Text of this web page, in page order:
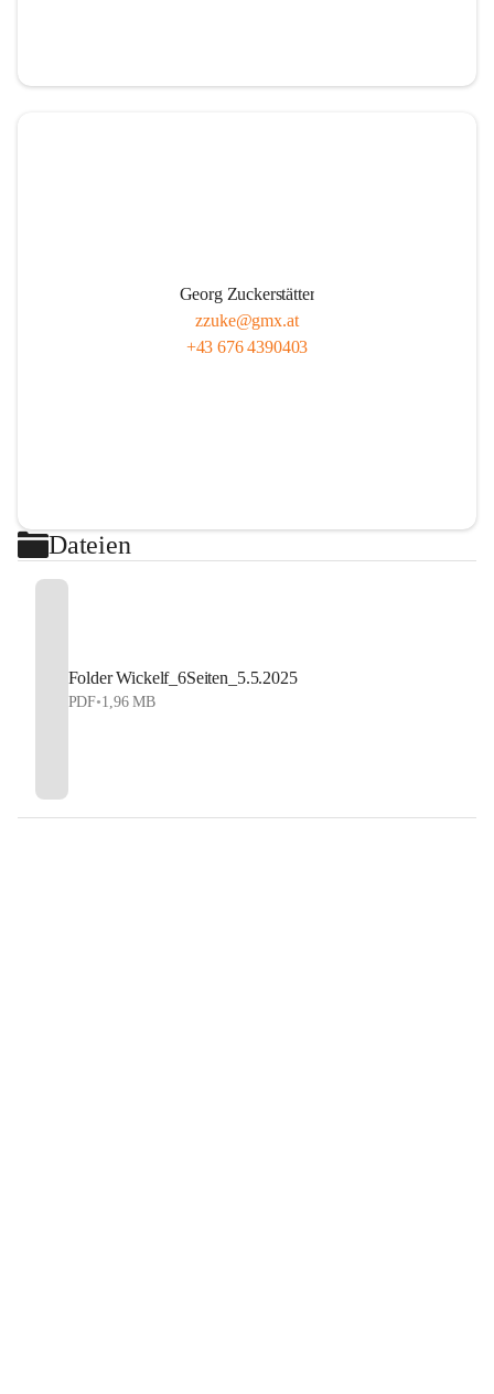
Georg Zuckerstätter
zzuke@gmx.at
+43 676 4390403
Dateien
Folder Wickelf_6Seiten_5.5.2025
PDF•1,96 MB